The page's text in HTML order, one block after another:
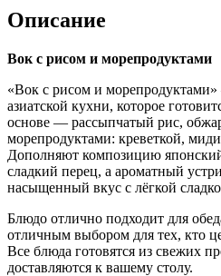
Описание
Вок с рисом и морепродуктами
«Вок с рисом и
азиатской кухни, которое
основе — рассыпчатый рис,
морепродуктами: креветкой,
Дополняют композицию
сладкий перец, а ароматный
насыщенный вкус с лёгкой
Блюдо отлично подходит для
отличным выбором для тех, кто
Все блюда готовятся из свежих
доставляются к вашему столу.